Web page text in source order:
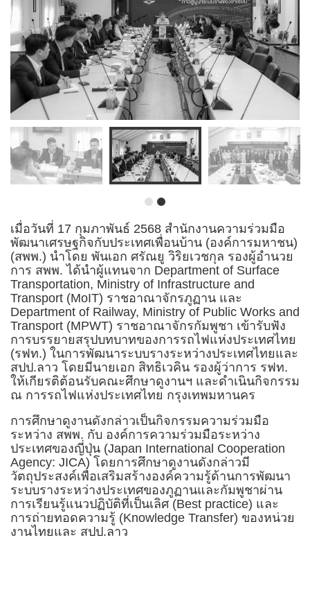
เมื่อวันที่ 17 กุมภาพันธ์ 2568 สำนักงานความร่วมมือ
พัฒนาเศรษฐกิจกับประเทศเพื่อนบ้าน (องค์การมหาชน)
(สพพ.) นำโดย พันเอก ศรัณยู วิริยเวชกุล รองผู้อำนวย
การ สพพ. ได้นำผู้แทนจาก Department of Surface
Transportation, Ministry of Infrastructure and
Transport (MoIT) ราชอาณาจักรภูฏาน และ
Department of Railway, Ministry of Public Works and
Transport (MPWT) ราชอาณาจักรกัมพูชา เข้ารับฟัง
การบรรยายสรุปบทบาทของการรถไฟแห่งประเทศไทย
(รฟท.) ในการพัฒนาระบบรางระหว่างประเทศไทยและ
สปป.ลาว โดยมีนายเอก สิทธิเวคิน รองผู้ว่าการ รฟท.
ให้เกียรติต้อนรับคณะศึกษาดูงานฯ และดำเนินกิจกรรม
ณ การรถไฟแห่งประเทศไทย กรุงเทพมหานคร
การศึกษาดูงานดังกล่าวเป็นกิจกรรมความร่วมมือ
ระหว่าง สพพ. กับ องค์การความร่วมมือระหว่าง
ประเทศของญี่ปุ่น (Japan International Cooperation
Agency: JICA) โดยการศึกษาดูงานดังกล่าวมี
วัตถุประสงค์เพื่อเสริมสร้างองค์ความรู้ด้านการพัฒนา
ระบบรางระหว่างประเทศของภูฏานและกัมพูชาผ่าน
การเรียนรู้แนวปฏิบัติที่เป็นเลิศ (Best practice) และ
การถ่ายทอดความรู้ (Knowledge Transfer) ของหน่วย
งานไทยและ สปป.ลาว